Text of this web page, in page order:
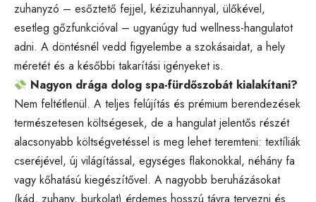
zuhanyzó – esőztető fejjel, kézizuhannyal, ülőkével,
esetleg gőzfunkcióval – ugyanúgy tud wellness-hangulatot
adni. A döntésnél vedd figyelembe a szokásaidat, a hely
méretét és a későbbi takarítási igényeket is.
Nagyon drága dolog spa-fürdőszobát kialakítani?
Nem feltétlenül. A teljes felújítás és prémium berendezések
természetesen költségesek, de a hangulat jelentős részét
alacsonyabb költségvetéssel is meg lehet teremteni: textíliák
cseréjével, új világítással, egységes flakonokkal, néhány fa
vagy kőhatású kiegészítővel. A nagyobb beruházásokat